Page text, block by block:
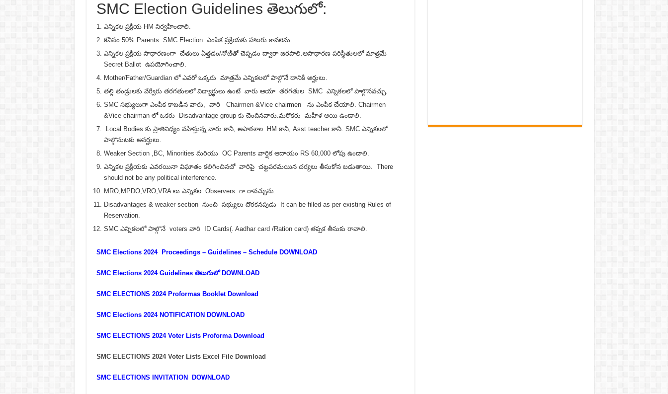
SMC Election Guidelines తెలుగులో:
ఎన్నికల ప్రక్రియ HM నిర్వహించాలి.
కనీసం 50% Parents SMC Election ఎంపిక ప్రక్రియకు హాజరు కావలెను.
ఎన్నికల ప్రక్రియ సాధారణంగా చేతులు ఏత్తడం/నోటితో చెప్పడం ద్వారా జరపాలి.అసాధారణ పరిస్థితులలో మాత్రమే
Secret Ballot ఉపయోగించాలి.
Mother/Father/Guardian లో ఎవరో ఒక్కరు మాత్రమే ఎన్నికలలో పాల్గొనే దానికి అర్హులు.
తల్లి తండ్రులకు వేర్వేరు తరగతులలో విద్యార్థులు ఉంటే వారు ఆయా తరగతుల SMC ఎన్నికలలో పాల్గొనవచ్చు.
SMC సభ్యులుగా ఎంపిక కాబడిన వారు, వారి Chairmen &Vice chairmen ను ఎంపిక చేయాలి. Chairmen
&Vice chairman లో ఒకరు Disadvantage group కు చెందినవారు.మరొకరు మహిళ అయి ఉండాలి.
Local Bodies కు ప్రాతినిధ్యం వహిస్తున్న వారు కానీ, అపాఠశాల HM కానీ, Asst teacher కానీ. SMC ఎన్నికలలో
పాల్గొనుటకు అనర్హులు.
Weaker Section ,BC, Minorities మరియు OC Parents వార్షిక ఆదాయం RS 60,000 లోపు ఉండాలి.
ఎన్నికల ప్రక్రియకు ఎవరయినా విఘాతం కలిగించినచో వారిపై చట్టపరమయిన చర్యలు తీసుకోన బడుతాయి. There
should not be any political interference.
MRO,MPDO,VRO,VRA లు ఎన్నికల Observers. గా రావచ్చును.
Disadvantages & weaker section నుంచి సభ్యులు దొరకనపుడు It can be filled as per existing Rules of
Reservation.
SMC ఎన్నికలలో పాల్గొనే voters వారి ID Cards(. Aadhar card /Ration card) తప్పక తీసుకు రావాలి.
SMC Elections 2024 Proceedings – Guidelines – Schedule DOWNLOAD
SMC Elections 2024 Guidelines తెలుగులో DOWNLOAD
SMC ELECTIONS 2024 Proformas Booklet Download
SMC Elections 2024 NOTIFICATION DOWNLOAD
SMC ELECTIONS 2024 Voter Lists Proforma Download
SMC ELECTIONS 2024 Voter Lists Excel FileDownload
SMC ELECTIONS INVITATION DOWNLOAD